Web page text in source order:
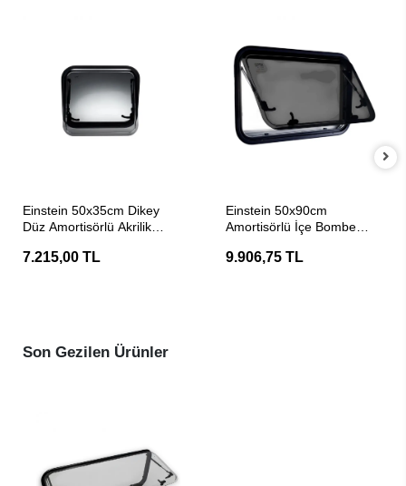
Einstein 50x35cm Dikey
Düz Amortisörlü Akrilik
7.215,00 TL
Einstein 50x90cm
Amortisörlü İçe Bombe
Pencere
9.906,75 TL
Son Gezilen Ürünler